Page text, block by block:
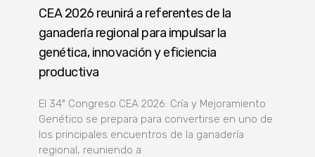
CEA 2026 reunirá a referentes de la
ganadería regional para impulsar la
genética, innovación y eficiencia
productiva
El 34º Congreso CEA 2026: Cría y Mejoramiento
Genético se prepara para convertirse en uno de
los principales encuentros de la ganadería
regional, reuniendo a